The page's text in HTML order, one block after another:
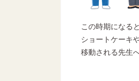
この時期になると
ショートケーキ
移動される先生